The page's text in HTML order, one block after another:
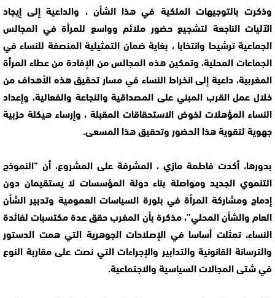
وذكرت بالتوجيهات الملكية في هذا الشأن ، والداعية إلى إيجاد
الآليات الناجعة لتشجيع حضور ملائم وواسع للمرأة في المجالس
الجماعية ترشيحا وانتخابا ، بغاية ضمان التمثيلية المنصفة للنساء في
الجماعات المحلية، وتمكين هذه المجالس من الإفادة من عطاء المرأة
المغربية، داعية إلى انخراط النساء في مسار تحقيق هذه الأهداف من
خلال عمل القرب المبني على المصداقية والنجاعة والفعالية، وإعداد
النساء المؤهلات لخوض الاستحقاقات المقبلة ، وإرساء هيكلة حزبية
جهوية لتقوية هذا الحضور وتحقيق هذا المسعى.
بدورها، أكدت فاطمة مازي ، المشرفة على المشروع، أن “النموذج
التنموي الجديد ومواصلة بناء دولة المؤسسات لا يستقيمان دون
إدماج ومشاركة المرأة في بلورة السياسات العمومية وتدبير الشأن
العام والشأن المحلي”، مذكرة بأن المغرب حقق عدة مكتسبات لفائدة
النساء، تمثلت أساسا في الإصلاحات الجوهرية التي همت الدستور
والترسانة القانونية والتدابير والإجراءات التي نصت على مقاربة النوع
في شتى المجالات السياسية والاجتماعية.